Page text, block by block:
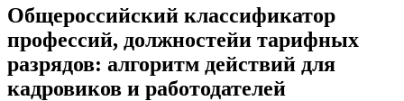
Общероссийский классификатор
профессий, должностейи тарифных
разрядов: алгоритм действий для
кадровиков и работодателей